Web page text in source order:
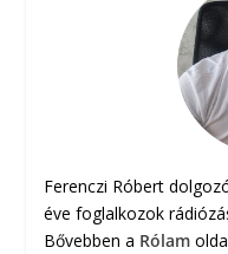
Ferenczi Róbert
éve foglalkozok
Bővebben a Rólam